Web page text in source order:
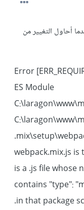
أحاول التغيير من
[webpack-cli] Error
ES Module
webpack.mix.js
is a .js file whose
contains "type":
in that package